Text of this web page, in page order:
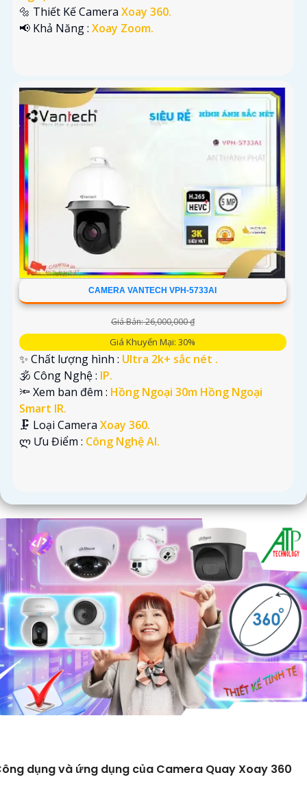
🔩 Thiết Kế Camera Xoay 360.
️📢 Khả Năng : Xoay Zoom.
CAMERA VANTECH VPH-5733AI
Giá Bán: 26,000,000 ₫
Giá Khuyến Mại: 30%
✨ Chất lượng hình : Ultra 2k+ sắc nét .
🕉️ Công Nghệ : IP.
🔦 Xem ban đêm : Hồng Ngoại 30m Hồng Ngoại
Smart IR.
🗜️ Loại Camera Xoay 360.
️ლ Ưu Điểm : Công Nghệ AI.
dụng và ứng dụng của Camera Quay Xoay 360